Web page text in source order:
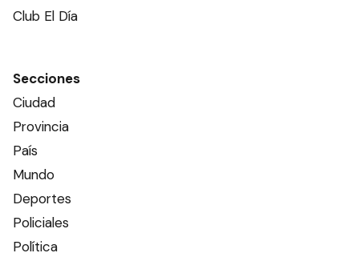
Club El Día
Secciones
Ciudad
Provincia
País
Mundo
Deportes
Policiales
Política